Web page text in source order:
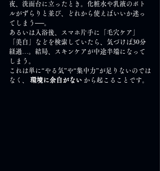
夜、洗面台に立ったとき。化粧水や乳液のボト
ルがずらりと並び、どれから使えばいいか迷っ
てしまう──。
あるいは入浴後、スマホ片手に「毛穴ケア」
「美白」などを検索していたら、気づけば30分
経過…。結局、スキンケアが中途半端になって
しまう。
これは単に“やる気”や“集中力”が足りないのでは
なく、 環境に余白がない から起こることです。